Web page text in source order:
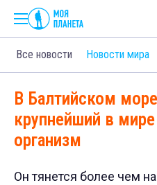
Все новости Новости мира
В Балтийском
крупнейший в
организм
Он тянется более чем